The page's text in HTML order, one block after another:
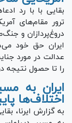
بقایی با با رد
ترور مقام‌های
دروغ‌پردازان و
ایران حق خود
عدالت در مورد
را تا حصول نتیجه
ایران به
اختلاف‌ها
به گزارش ایرنا،